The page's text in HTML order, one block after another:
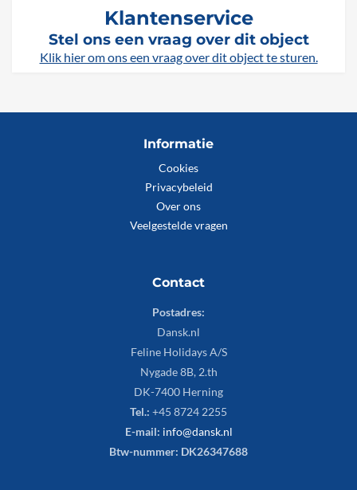
Klantenservice
Stel ons een vraag over dit object
Klik hier om ons een vraag over dit object te sturen.
Informatie
Cookies
Privacybeleid
Over ons
Veelgestelde vragen
Contact
Postadres:
Dansk.nl
Feline Holidays A/S
Nygade 8B, 2.th
DK-7400 Herning
Tel.: +45 8724 2255
E-mail: info@dansk.nl
Btw-nummer: DK26347688